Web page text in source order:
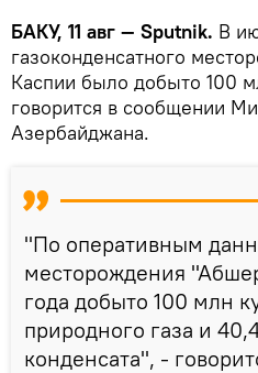
БАКУ, 11 авг — Sputnik. В
газоконденсатного
Каспии было добыто 100
говорится в сообщении
Азербайджана.
"По оперативным
месторождения
года добыто 100 млн
природного газа и
конденсата", -